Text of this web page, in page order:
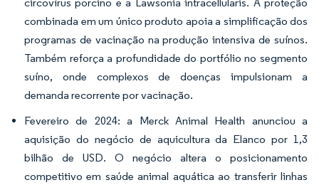
combinada em um único produto apoia a simplificação dos
programas de vacinação na produção intensiva de suínos.
Também reforça a profundidade do portfólio no segmento
suíno, onde complexos de doenças impulsionam a
demanda recorrente por vacinação.
Fevereiro de 2024: a Merck Animal Health anunciou a
aquisição do negócio de aquicultura da Elanco por 1,3
bilhão de USD. O negócio altera o posicionamento
competitivo em saúde animal aquática ao transferir linhas